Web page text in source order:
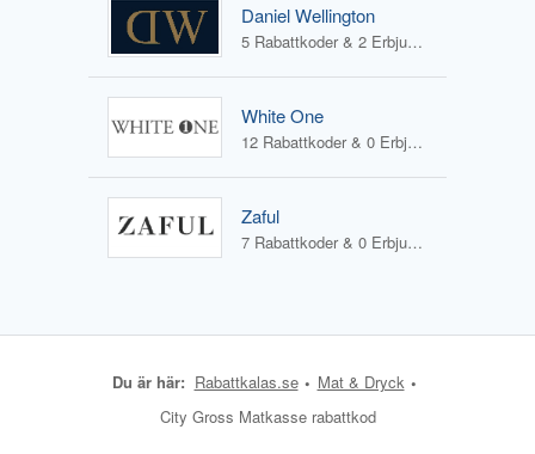
Daniel Wellington
5 Rabattkoder & 2 Erbjudanden
White One
12 Rabattkoder & 0 Erbjudanden
Zaful
7 Rabattkoder & 0 Erbjudanden
Du är här: Rabattkalas.se
Mat & Dryck
City Gross Matkasse rabattkod